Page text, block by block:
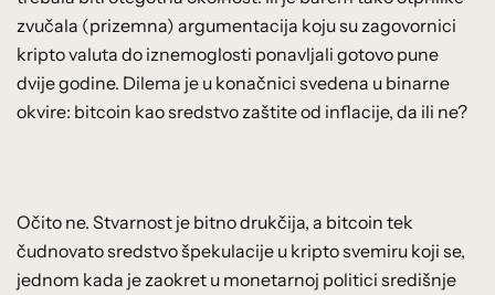
zvučala (prizemna) argumentacija koju su zagovornici
kripto valuta do iznemoglosti ponavljali gotovo pune
dvije godine. Dilema je u konačnici svedena u binarne
okvire: bitcoin kao sredstvo zaštite od inflacije, da ili ne?
Očito ne. Stvarnost je bitno drukčija, a bitcoin tek
čudnovato sredstvo špekulacije u kripto svemiru koji se,
jednom kada je zaokret u monetarnoj politici središnje